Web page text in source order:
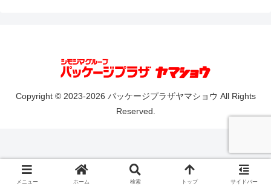
Copyright © 2023-2026 パッケージプラザヤマショウ All Rights
Reserved.
メニュー ホーム 検索 トップ サイドバー